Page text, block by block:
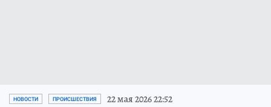
НОВОСТИ ПРОИСШЕСТВИЯ 22 мая 2026 22:52